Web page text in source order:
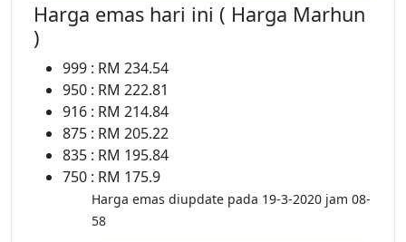
Harga emas hari ini ( Harga Marhun
)
999 : RM 234.54
950 : RM 222.81
916 : RM 214.84
875 : RM 205.22
835 : RM 195.84
750 : RM 175.9
Harga emas diupdate pada 19-3-2020 jam 08-
58